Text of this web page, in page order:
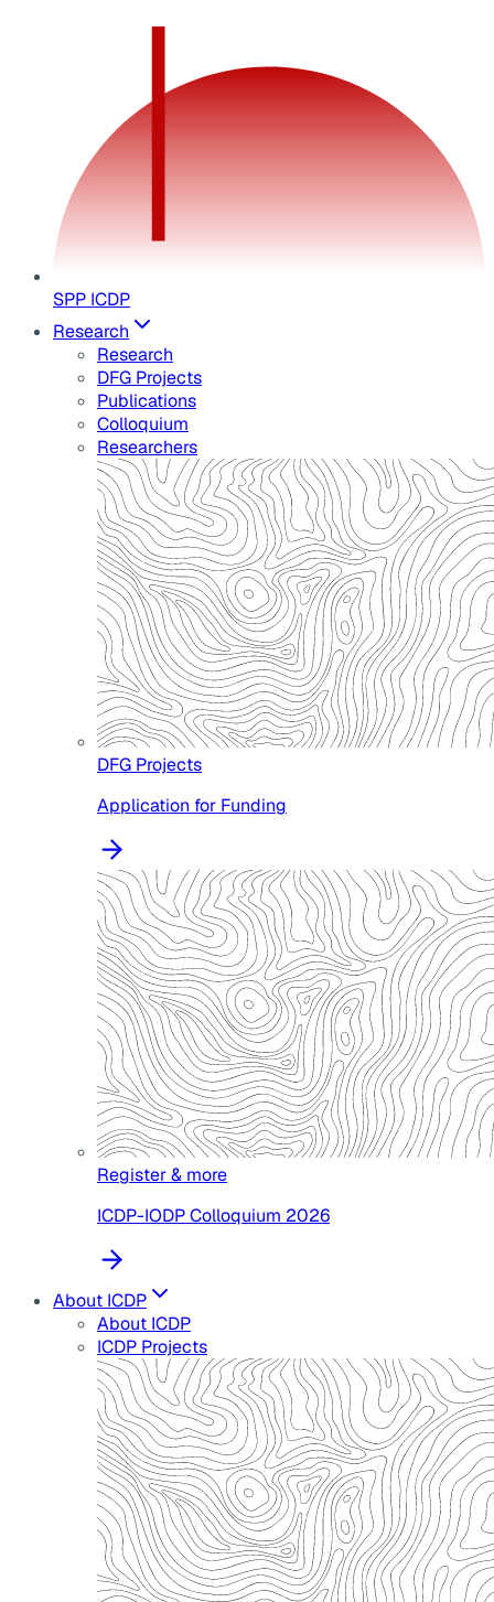
SPP ICDP
Research
Research
DFG Projects
Publications
Colloquium
Researchers
DFG Projects
Application for Funding
Register & more
ICDP-IODP Colloquium 2026
About ICDP
About ICDP
ICDP Projects